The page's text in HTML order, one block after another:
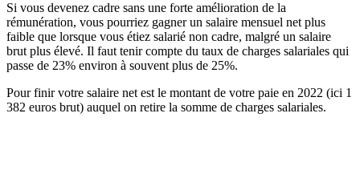
Si vous devenez cadre sans une forte amélioration de la
rémunération, vous pourriez gagner un salaire mensuel net plus
faible que lorsque vous étiez salarié non cadre, malgré un salaire
brut plus élevé. Il faut tenir compte du taux de charges salariales qui
passe de 23% environ à souvent plus de 25%.
Pour finir votre salaire net est le montant de votre paie en 2022 (ici 1
382 euros brut) auquel on retire la somme de charges salariales.